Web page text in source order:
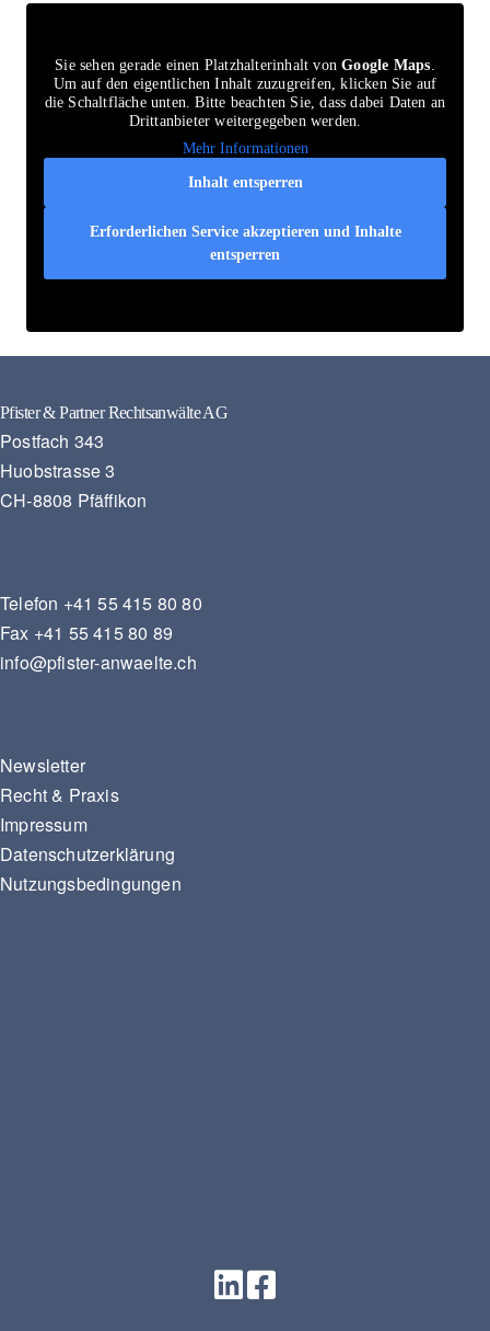
Sie sehen gerade einen Platzhalterinhalt vonGoogle Maps
Um auf den eigentlichen Inhalt zuzugreifen, klicken Sie auf
die Schaltfläche unten. Bitte beachten Sie, dass dabei Daten an
Drittanbieter weitergegeben werden.
Mehr Informationen
Inhalt entsperren
Erforderlichen Service akzeptieren und Inhalte
entsperren
Pfister & Partner Rechtsanwälte AG
Postfach 343
Huobstrasse 3
CH-8808 Pfäffikon
Telefon +41 55 415 80 80
Fax +41 55 415 80 89
info@pfister-anwaelte.ch
Newsletter
Recht & Praxis
Impressum
Datenschutzerklärung
Nutzungsbedingungen